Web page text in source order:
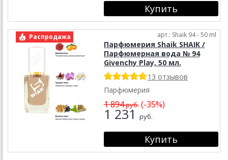
Распродажа арт.: Shaik 94 - 50 ml
Парфюмерия Shaik SHAIK /
Парфюмерная вода № 94
Givenchy Play, 50 мл.
13 отзывов
Парфюмерия
1 894руб.(-35%)
1 231 руб.